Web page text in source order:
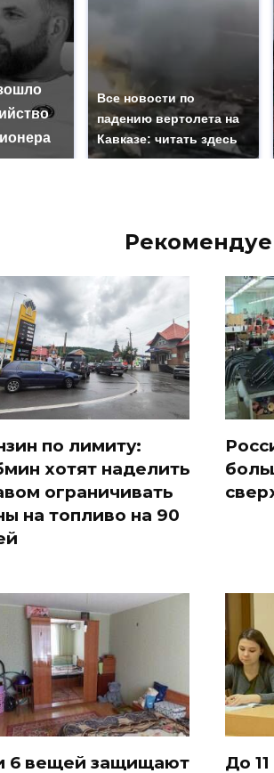
Все новости по
падению вертолета на
Кавказе: читать здесь
по лимиту:
хотят наделить
ограничивать
на топливо на 90
6 вещей защищают До